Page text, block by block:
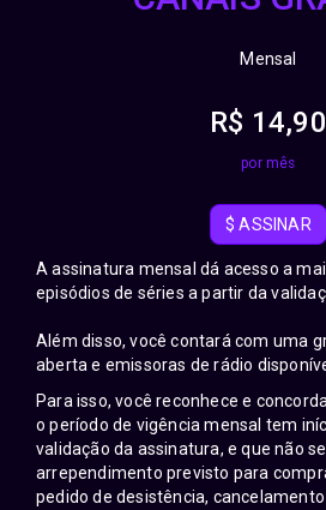
Mensal
R$ 14,90
por mês
$ ASSINAR
A assinatura mensal dá acesso a
episódios de séries a partir da
Além disso, você contará com uma
aberta e emissoras de rádio
Para isso, você reconhece e
o período de vigência mensal tem
validação da assinatura, e que não
arrependimento previsto para
pedido de desistência,